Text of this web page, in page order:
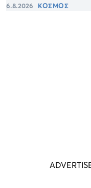
6.8.2026 ΚΟΣΜΟΣ